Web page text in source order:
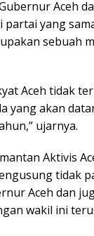
Aceh
partai yang
sebuah
Aceh tidak
yang akan
ujarnya.
Aktivis
tidak
Aceh dan
wakil ini